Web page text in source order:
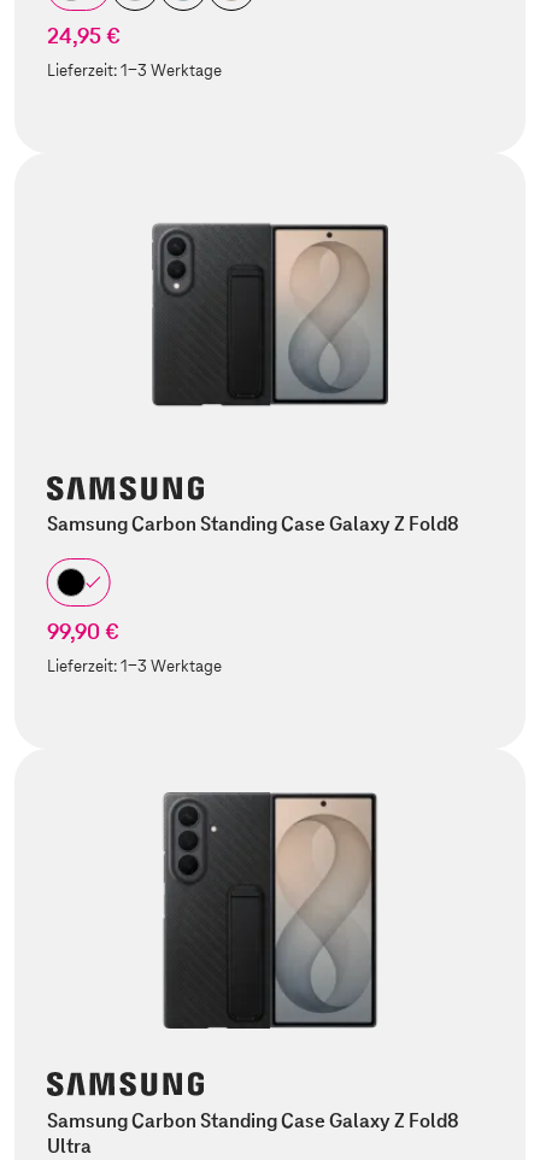
24,95 €
Lieferzeit:1-3 Werktage
Samsung Carbon Standing Case Galaxy Z Fold8
99,90 €
Lieferzeit:1-3 Werktage
Samsung Carbon Standing Case Galaxy Z Fold8
Ultra